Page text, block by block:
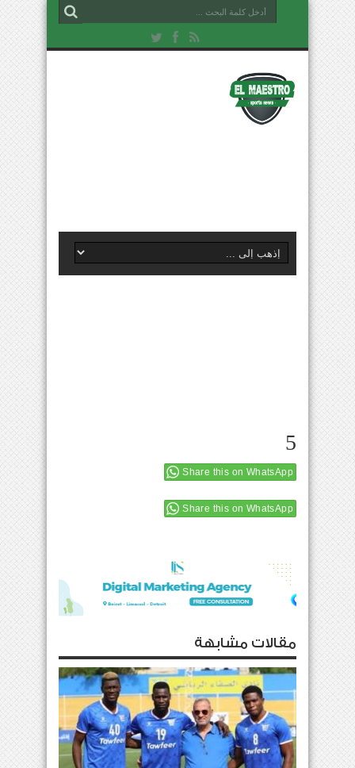
5
Share this on WhatsApp
Share this on WhatsApp
مقالات مشابهة